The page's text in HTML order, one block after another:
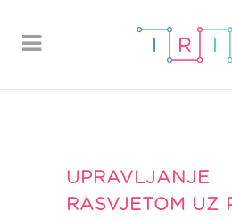
UPRAVLJANJE
RASVJETOM UZ